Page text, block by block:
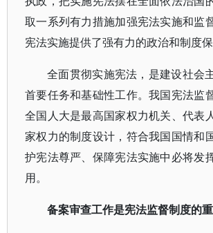
取一系列有力措施加强宪法实施和监
宪法实施提供了强有力的政治和制度保
全面贯彻实施宪法，是建设社会
首要任务和基础性工作。我国宪法监
全国人大是最高国家权力机关、代表
家权力的制度设计，符合我国国情和
护宪法尊严、保障宪法实施中必将发
用。
备案审查工作是宪法监督制度的